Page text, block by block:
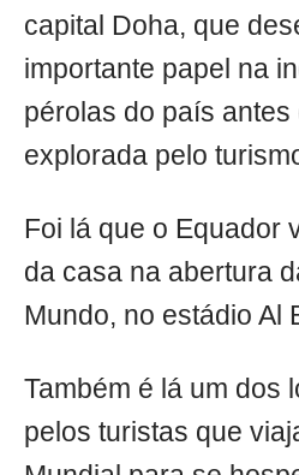
capital Doha, que
importante papel na
pérolas do país
explorada pelo
Foi lá que o Equador
da casa na abertura
Mundo, no estádio Al
Também é lá um dos
pelos turistas que